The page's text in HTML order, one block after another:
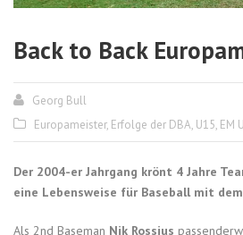
Back to Back
Georg Bull
Europameister, Erfolge der DBA, U15, EM
Der 2004-er Jahrgang krönt 4 Jahre
eine Lebensweise für Baseball mit
Als 2nd Baseman Nik Rossius